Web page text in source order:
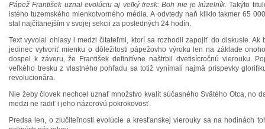
Pápež František uznal evolúciu aj veľký tresk: Boh nie je kúzelník.Takýto
istého tuzemského mienkotvorného média. A odvtedy naň kliklo takmer 65
stal najčítanejším v svojej sekcii za posledných 24 hodín.
Text vyvolal ohlasy i medzi čitateľmi, ktorí sa rozhodli zapojiť do diskusie. Ak
jedinec vytvoriť mienku o dôležitosti pápežovho výroku len na základe
dospel k záveru, že František definitívne naštrbil dvetisícročnú vierouku.
veľkého tresku z vlastného pohľadu sa totiž vynímali najmä príspevky
revolucionára.
Nie žeby človek nechcel uznať množstvo kvalít súčasného Svätého Otca, no
medzi ne radiť i jeho názorovú pokrokovosť.
Predsa len, o zlučiteľnosti evolúcie a kresťanskej vierouky sa na hodinách